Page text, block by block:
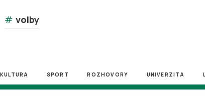
# volby
KULTURA SPORT ROZHOVORY UNIVERZITA